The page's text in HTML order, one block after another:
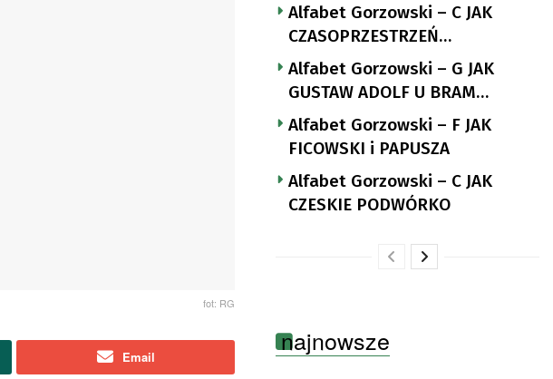
fot: RG
Email
Alfabet Gorzowski – C JAK
CZASOPRZESTRZEŃ
NUTTGENSA
Alfabet Gorzowski – G JAK
GUSTAW ADOLF U BRAM
LANDSBERGA
Alfabet Gorzowski – F JAK
FICOWSKI i PAPUSZA
Alfabet Gorzowski – C JAK
CZESKIE PODWÓRKO
najnowsze